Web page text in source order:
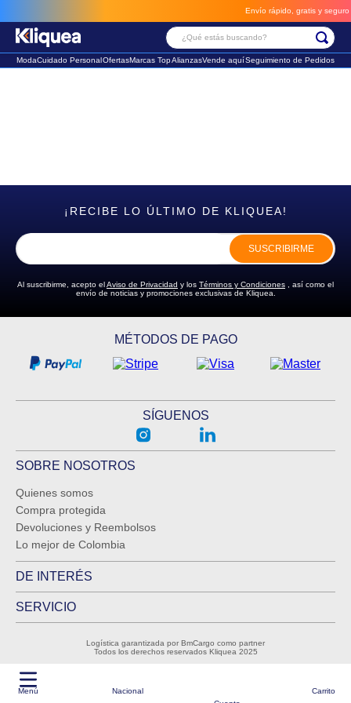
Envío rápido, gratis y seguro
¿Qué estás buscando?
ModaCuidado PersonalOfertasMarcas TopAlianzasVende aquíSeguimiento de Pedidos
Menú
Nacional
Carrito
¡RECIBE LO ÚLTIMO DE KLIQUEA!
SUSCRIBIRME
Al suscribirme, acepto elAviso de Privacidad y los Términos y Condiciones , así como el
envío de noticias y promociones exclusivas de Kliquea.
MÉTODOS DE PAGO
SÍGUENOS
SOBRE NOSOTROS
Quienes somos
Compra protegida
Devoluciones y Reembolsos
Lo mejor de Colombia
DE INTERÉS
SERVICIO
Logística garantizada por BmCargo como partner
Todos los derechos reservados Kliquea 2025